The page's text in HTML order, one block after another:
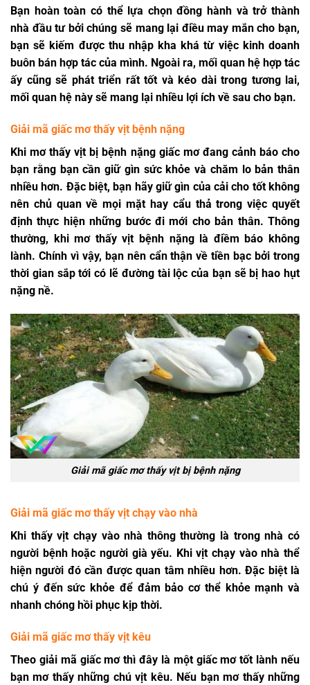
Bạn hoàn toàn có thể lựa chọn đồng hành và trở thành
nhà đầu tư bởi chúng sẽ mang lại điều may mắn cho bạn,
bạn sẽ kiếm được thu nhập kha khá từ việc kinh doanh
buôn bán hợp tác của mình. Ngoài ra, mối quan hệ hợp tác
ấy cũng sẽ phát triển rất tốt và kéo dài trong tương lai,
mối quan hệ này sẽ mang lại nhiều lợi ích về sau cho bạn.
Giải mã giấc mơ thấy vịt bệnh nặng
Khi mơ thấy vịt bị bệnh nặng giấc mơ đang cảnh báo cho
bạn rằng bạn cần giữ gìn sức khỏe và chăm lo bản thân
nhiều hơn. Đặc biệt, bạn hãy giữ gìn của cải cho tốt không
nên chủ quan về mọi mặt hay cẩu thả trong việc quyết
định thực hiện những bước đi mới cho bản thân. Thông
thường, khi mơ thấy vịt bệnh nặng là điềm báo không
lành. Chính vì vậy, bạn nên cẩn thận về tiền bạc bởi trong
thời gian sắp tới có lẽ đường tài lộc của bạn sẽ bị hao hụt
nặng nề.
Giải mã giấc mơ thấy vịt bị bệnh nặng
Giải mã giấc mơ thấy vịt chạy vào nhà
Khi thấy vịt chạy vào nhà thông thường là trong nhà có
người bệnh hoặc người già yếu. Khi vịt chạy vào nhà thể
hiện người đó cần được quan tâm nhiều hơn. Đặc biệt là
chú ý đến sức khỏe để đảm bảo cơ thể khỏe mạnh và
nhanh chóng hồi phục kịp thời.
Giải mã giấc mơ thấy vịt kêu
Theo giải mã giấc mơ thì đây là một giấc mơ tốt lành nếu
bạn mơ thấy những chú vịt kêu. Nếu bạn mơ thấy những